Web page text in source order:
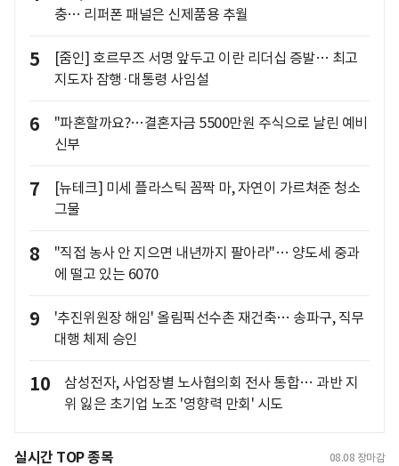
충… 리퍼폰 패널은 신제품용 추월
5
[줌인] 호르무즈 서명 앞두고 이란 리더십 증발… 최고
지도자 잠행·대통령 사임설
6
"파혼할까요?…결혼자금 5500만원 주식으로 날린 예비
신부
7
[뉴테크] 미세 플라스틱 꼼짝 마, 자연이 가르쳐준 청소
그물
8
"직접 농사 안 지으면 내년까지 팔아라"… 양도세 중과
에 떨고 있는 6070
9
'추진위원장 해임' 올림픽선수촌 재건축… 송파구, 직무
대행 체제 승인
10
삼성전자, 사업장별 노사협의회 전사 통합… 과반 지
위 잃은 초기업 노조 '영향력 만회' 시도
실시간 TOP 종목 08.08 장마감